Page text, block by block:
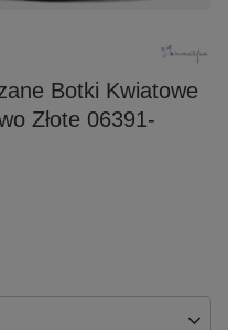
Botki Kwiatowe
Złote 06391-